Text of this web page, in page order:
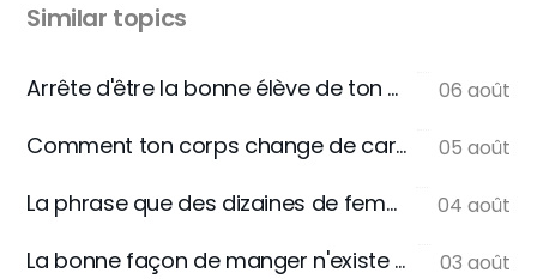
Similar topics
Arrête d'être la bonne élève de ton assiette 06 août
Comment ton corps change de carburant 05 août
La phrase que des dizaines de femmes m'écrivent 04 août
La bonne façon de manger n'existe pas 03 août